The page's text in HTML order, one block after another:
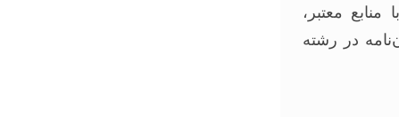
معتبر،
در رشته